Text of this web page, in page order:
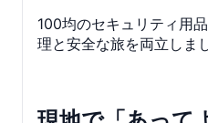
100均のセキュリティ用
理と安全な旅を両立しま